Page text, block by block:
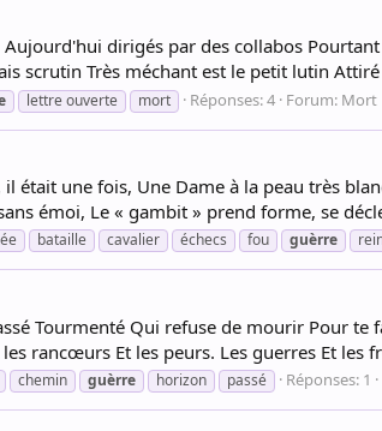
dirigés par des collabos
scrutin Très méchant est le petit lutin
lettre ouverte mort Réponses: 4 Forum: Mort
était une fois, Une Dame à la peau très
émoi, Le « gambit » prend forme, se
bataille cavalier échecs fou guèrre
Tourmenté Qui refuse de mourir Pour
rancœurs Et les peurs. Les guerres Et les
chemin guèrre horizon passé Réponses: 1